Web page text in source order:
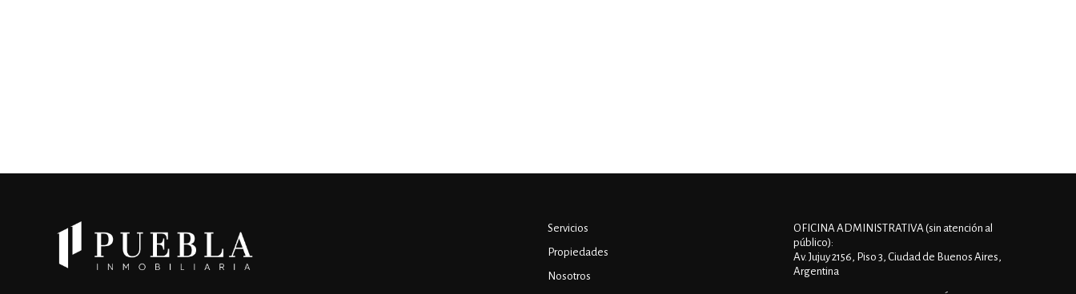
Servicios
Propiedades
Nosotros
OFICINA ADMINISTRATIVA (sin atención al
público):
Av. Jujuy 2156, Piso 3, Ciudad de Buenos Aires,
Argentina